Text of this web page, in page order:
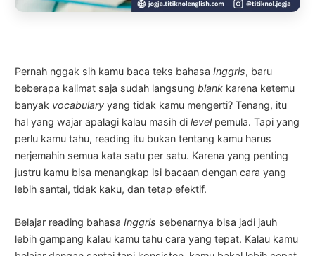
Pernah nggak sih kamu baca teks bahasaInggris, baru
beberapa kalimat saja sudah langsungblank karena ketemu
banyak vocabularyyang tidak kamu mengerti? Tenang, itu
hal yang wajar apalagi kalau masih dilevel pemula. Tapi yang
perlu kamu tahu, reading itu bukan tentang kamu harus
nerjemahin semua kata satu per satu. Karena yang penting
justru kamu bisa menangkap isi bacaan dengan cara yang
lebih santai, tidak kaku, dan tetap efektif.
Belajar reading bahasaInggris sebenarnya bisa jadi jauh
lebih gampang kalau kamu tahu cara yang tepat. Kalau kamu